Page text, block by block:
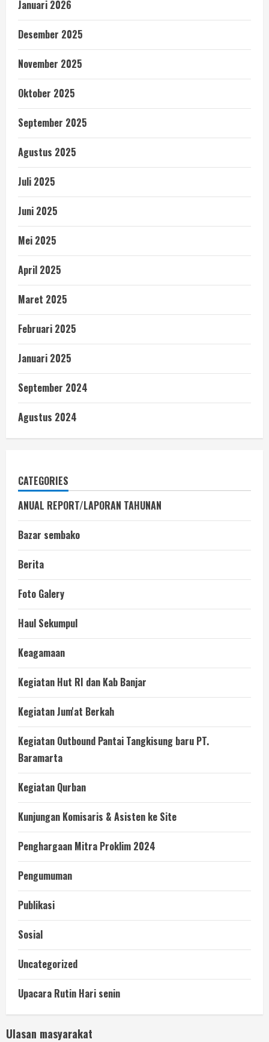
Januari 2026
Desember 2025
November 2025
Oktober 2025
September 2025
Agustus 2025
Juli 2025
Juni 2025
Mei 2025
April 2025
Maret 2025
Februari 2025
Januari 2025
September 2024
Agustus 2024
CATEGORIES
ANUAL REPORT/LAPORAN TAHUNAN
Bazar sembako
Berita
Foto Galery
Haul Sekumpul
Keagamaan
Kegiatan Hut RI dan Kab Banjar
Kegiatan Jum'at Berkah
Kegiatan Outbound Pantai Tangkisung baru PT.
Baramarta
Kegiatan Qurban
Kunjungan Komisaris & Asisten ke Site
Penghargaan Mitra Proklim 2024
Pengumuman
Publikasi
Sosial
Uncategorized
Upacara Rutin Hari senin
Ulasan masyarakat